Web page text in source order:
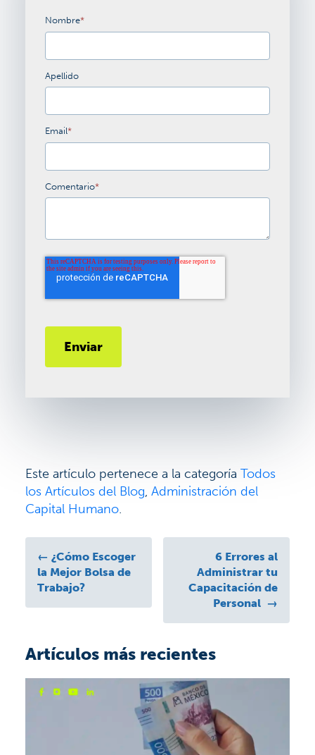
Nombre*
Apellido
Email*
Comentario*
Este artículo pertenece a la categoría Todos
los Artículos del Blog, Administración del
Capital Humano.
← ¿Cómo Escoger
la Mejor Bolsa de
Trabajo?
6 Errores al
Administrar tu
Capacitación de
Personal →
Artículos más recientes